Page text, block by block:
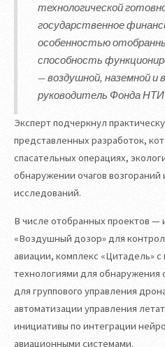
технологической
государственное
особенностью
способность
— воздушной, наземной и
руководитель Фонда
Эксперт подчеркнул
представленных разработок,
спасательных операциях,
обнаружении очагов
исследований.
В числе отобранных проектов —
«Воздушный дозор» для
авиации, комплекс «Цитадель»
технологиями для обнаружения
для группового управления
автоматизации управления
инициативы по интеграции
авиационными системами.